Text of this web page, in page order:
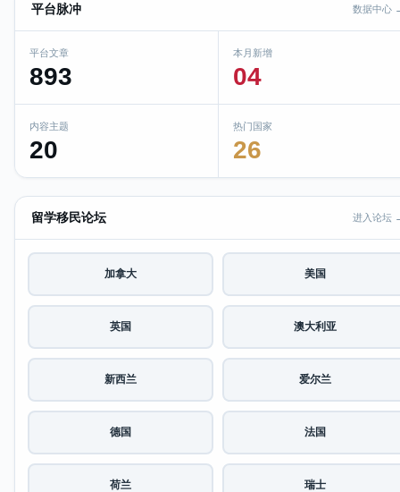
平台脉冲 数据中心
平台文章
893
本月新增
04
内容主题
20
热门国家
26
留学移民论坛 进入论坛
加拿大 美国
英国 澳大利亚
新西兰 爱尔兰
德国 法国
荷兰 瑞士